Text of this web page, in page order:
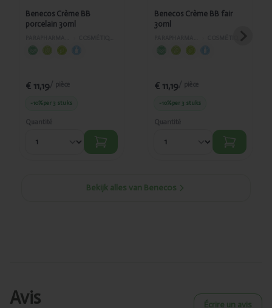
Benecos Crème BB
porcelain 30ml
€ 11,19/ pièce
-10%per 3 stuks
Quantité
Benecos Crème BB fair
30ml
COSMÉTIQUES
€ 11,19/ pièce
-10%per 3 stuks
Quantité
Bekijk alles van Benecos
Avis Écrire un avis